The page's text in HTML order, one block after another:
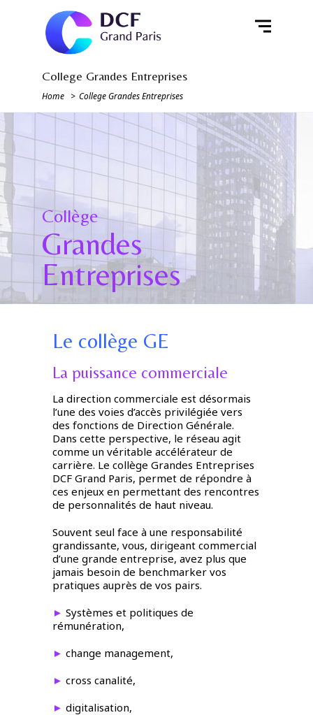
College Grandes Entreprises
Home College Grandes Entreprises
Collège
Grandes
Entreprises
Le collège GE
La puissance commerciale
La direction commerciale est désormais
l’une des voies d’accès privilégiée vers
des fonctions de Direction Générale.
Dans cette perspective, le réseau agit
comme un véritable accélérateur de
carrière. Le collège Grandes Entreprises
DCF Grand Paris, permet de répondre à
ces enjeux en permettant des rencontres
de personnalités de haut niveau.
Souvent seul face à une responsabilité
grandissante, vous, dirigeant commercial
d’une grande entreprise, avez plus que
jamais besoin de benchmarker vos
pratiques auprès de vos pairs.
► Systèmes et politiques de
rémunération,
► change management,
► cross canalité,
► digitalisation,